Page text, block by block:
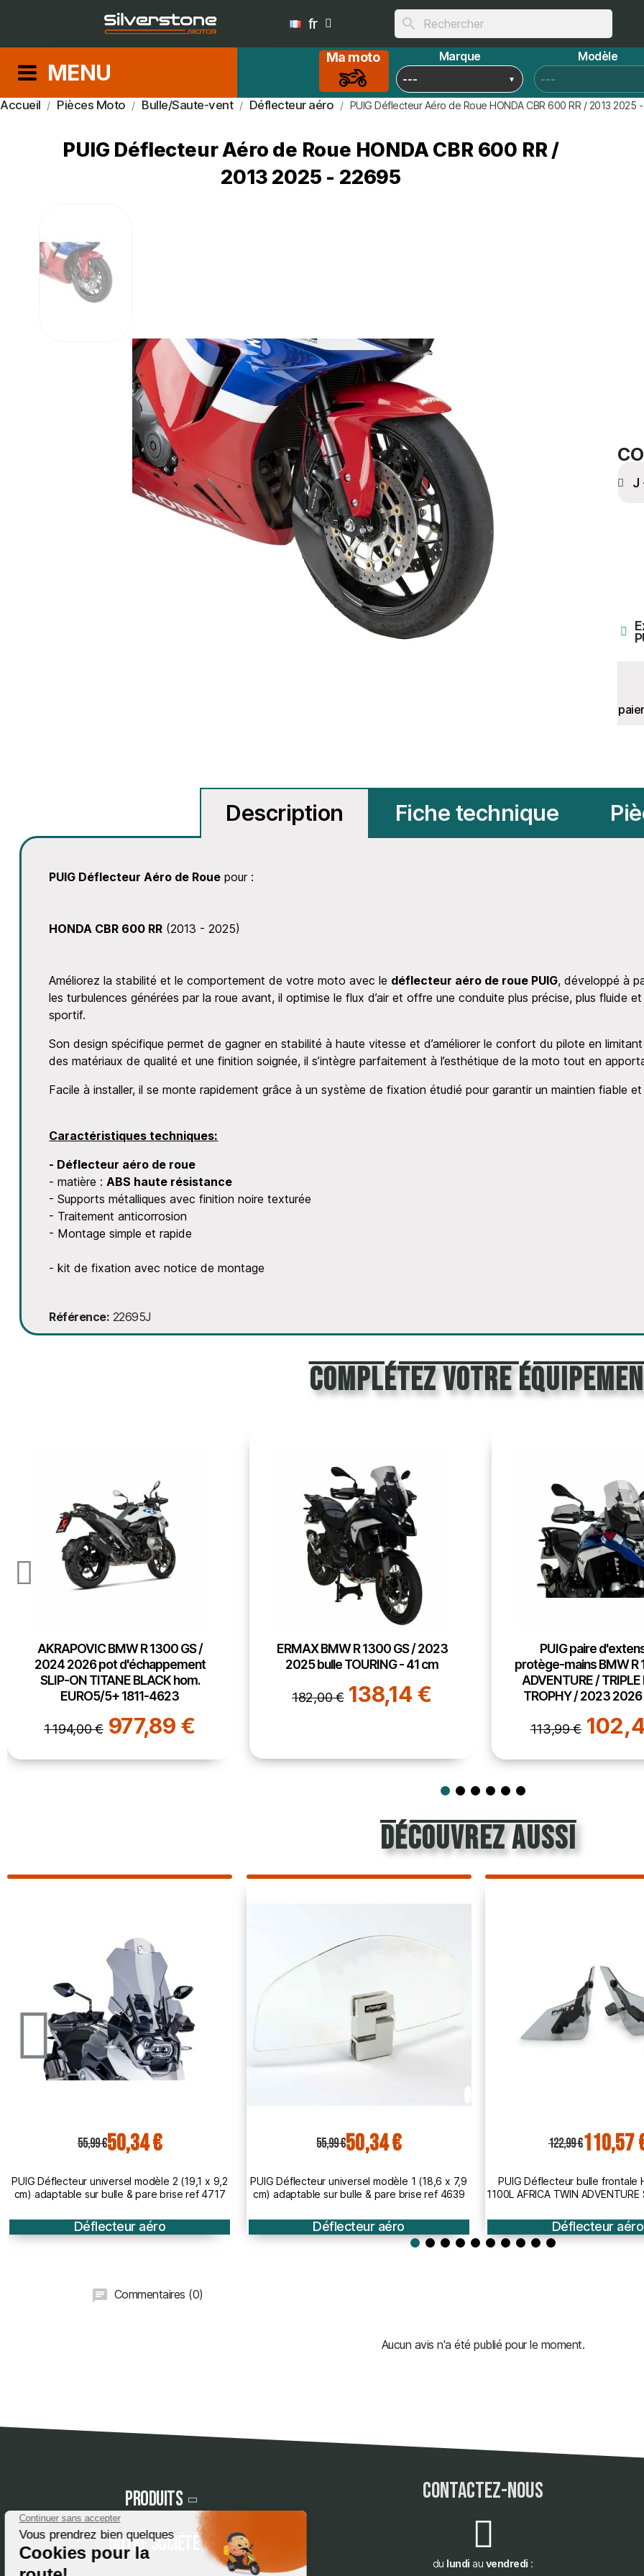
fr search
MENU
Ma moto Marque Modèle
Accueil Pièces Moto Bulle/Saute-vent Déflecteur aéro PUIG Déflecteur Aéro de Roue HONDA CBR 600 RR / 2013 2025
PUIG Déflecteur Aéro de Roue HONDA CBR 600 RR /
2013 2025 - 22695
Description Fiche technique
PUIG Déflecteur Aéro de Roue pour :
HONDA CBR 600 RR (2013 - 2025)
Améliorez la stabilité et le comportement de votre moto avec le déflecteur aéro de roue PUIG, développé à
les turbulences générées par la roue avant, il optimise le flux d’air et offre une conduite plus précise, plus fluide
sportif.
Son design spécifique permet de gagner en stabilité à haute vitesse et d’améliorer le confort du pilote en
des matériaux de qualité et une finition soignée, il s’intègre parfaitement à l’esthétique de la moto tout en
Facile à installer, il se monte rapidement grâce à un système de fixation étudié pour garantir un maintien fiable
Caractéristiques techniques:
- Déflecteur aéro de roue
- matière :ABS haute résistance
- Supports métalliques avec finition noire texturée
- Traitement anticorrosion
- Montage simple et rapide
- kit de fixation avec notice de montage
Référence 22695J
Complétez votre
ERMAX BMW R 1300 GS / 2023
2025 bulle TOURING - 41 cm
182,00 € 138,14 €
PUIG paire d'extensions
protège-mains BMW R 1300 GS /
TROPHY / 2023 2026 - 21898
PUIG Protection de
1300 GS /
BLACK / TROPHY /
21853
121,99 €
découvrez aussi
55,99 €50,34 €
PUIG Déflecteur universel modèle 1 (18,6 x 7,9
cm) adaptable sur bulle & pare brise ref 4639
Déflecteur aéro
122,99 €110,57 €
PUIG Déflecteur bulle frontale HONDA CRF
1100L AFRICA TWIN ADVENTURE SPORT / 2020
Déflecteur aéro
155,99 €140,24
PUIG Déflecteur bulle
850 / 1200 / 1250 / R / GS /
Déflecteur aéro
Commentaires (0)
Aucun avis n'a été publié pour le moment.
Produits
Notre société
contactez-nous
du lundi au vendredi :